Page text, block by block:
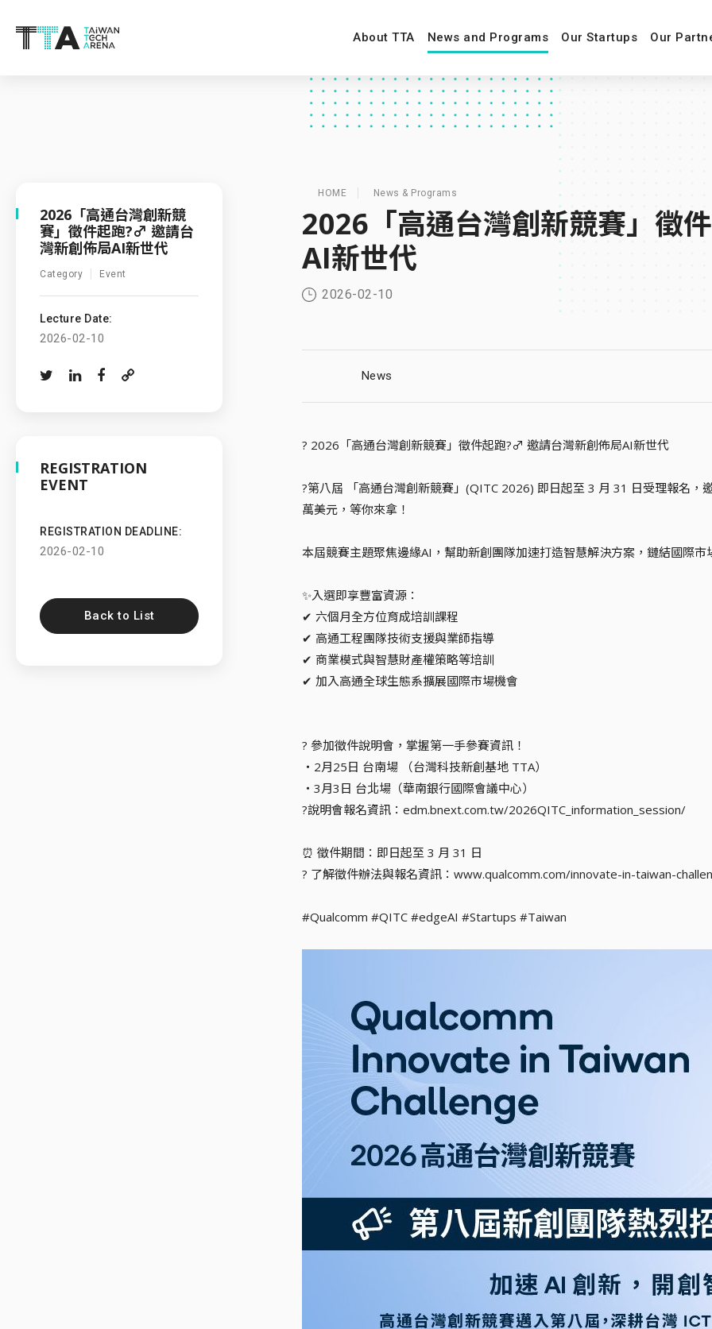
About TTA News and Programs Our Startups Our
2026「高通台灣創新競
賽」徵件起跑?‍♂️ 邀請台
灣新創佈局AI新世代
Category Event
Lecture Date:
2026-02-10
REGISTRATION
EVENT
REGISTRATION DEADLINE:
2026-02-10
Back to List
HOME News & Programs
2026「高通台灣創新競賽」徵
AI新世代
2026-02-10
News
? 2026「高通台灣創新競賽」徵件起跑?‍♂️ 邀請台灣新創佈局AI新世代
?第八屆 「高通台灣創新競賽」(QITC 2026) 即日起至 3 月 31 日受理報名
萬美元，等你來拿！
本屆競賽主題聚焦邊緣AI，幫助新創團隊加速打造智慧解決方案，鏈結國際市
✨入選即享豐富資源：
✔ 六個月全方位育成培訓課程
✔ 高通工程團隊技術支援與業師指導
✔ 商業模式與智慧財產權策略等培訓
✔ 加入高通全球生態系擴展國際市場機會
? 參加徵件說明會，掌握第一手參賽資訊！
・2月25日 台南場 （台灣科技新創基地 TTA）
・3月3日 台北場（華南銀行國際會議中心）
?說明會報名資訊：edm.bnext.com.tw/2026QITC_information_session/
⏰ 徵件期間：即日起至 3 月 31 日
? 了解徵件辦法與報名資訊：www.qualcomm.com/innovate-in-taiwan-
#Qualcomm #QITC #edgeAI #Startups #Taiwan